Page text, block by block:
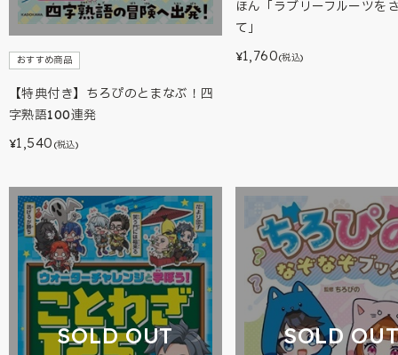
おすすめ商品
【特典付き】ちろぴのとまなぶ！四
字熟語100連発
¥1,540 (税込)
ほん「ラブリーフルーツを
て」
¥1,760(税込)
SOLD OUT SOLD